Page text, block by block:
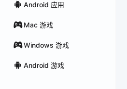
Android 应用
Mac 游戏
Windows 游戏
Android 游戏